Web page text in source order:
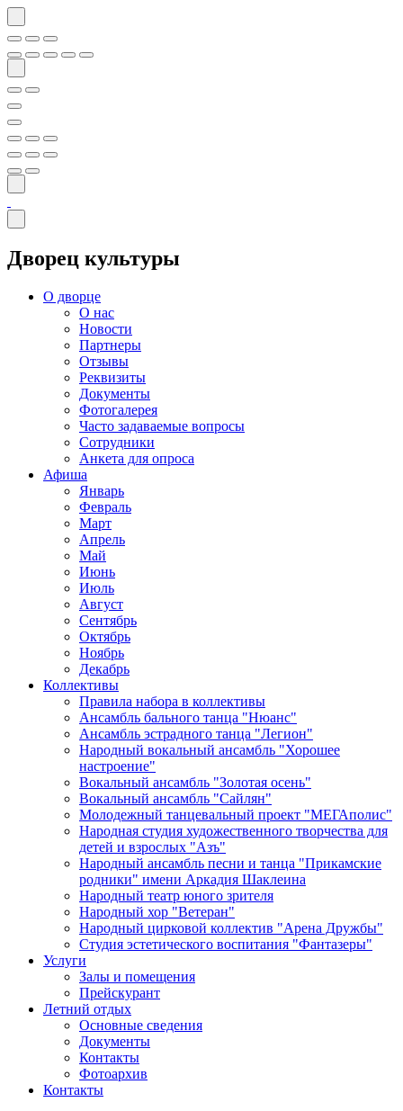
Дворец культуры
О дворце
О нас
Новости
Партнеры
Отзывы
Реквизиты
Документы
Фотогалерея
Часто задаваемые вопросы
Сотрудники
Анкета для опроса
Афиша
Январь
Февраль
Март
Апрель
Май
Июнь
Июль
Август
Сентябрь
Октябрь
Ноябрь
Декабрь
Коллективы
Правила набора в коллективы
Ансамбль бального танца "Нюанс"
Ансамбль эстрадного танца "Легион"
Народный вокальный ансамбль "Хорошее
настроение"
Вокальный ансамбль "Золотая осень"
Вокальный ансамбль "Сайлян"
Молодежный танцевальный проект "МЕГАполис"
Народная студия художественного творчества для
детей и взрослых "Азъ"
Народный ансамбль песни и танца "Прикамские
родники" имени Аркадия Шаклеина
Народный театр юного зрителя
Народный хор "Ветеран"
Народный цирковой коллектив "Арена Дружбы"
Студия эстетического воспитания "Фантазеры"
Услуги
Залы и помещения
Прейскурант
Летний отдых
Основные сведения
Документы
Контакты
Фотоархив
Контакты